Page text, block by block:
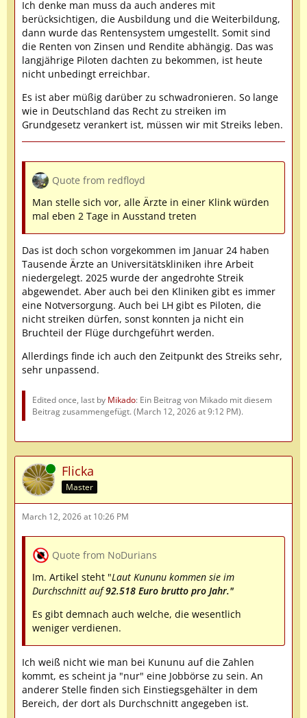
Ich denke man muss da auch anderes mit
berücksichtigen, die Ausbildung und die Weiterbildung,
dann wurde das Rentensystem umgestellt. Somit sind
die Renten von Zinsen und Rendite abhängig. Das was
langjährige Piloten dachten zu bekommen, ist heute
nicht unbedingt erreichbar.
Es ist aber müßig darüber zu schwadronieren. So lange
wie in Deutschland das Recht zu streiken im
Grundgesetz verankert ist, müssen wir mit Streiks leben.
Quote from redfloyd
Man stelle sich vor, alle Ärzte in einer Klink würden
mal eben 2 Tage in Ausstand treten
Das ist doch schon vorgekommen im Januar 24 haben
Tausende Ärzte an Universitätskliniken ihre Arbeit
niedergelegt. 2025 wurde der angedrohte Streik
abgewendet. Aber auch bei den Kliniken gibt es immer
eine Notversorgung. Auch bei LH gibt es Piloten, die
nicht streiken dürfen, sonst konnten ja nicht ein
Bruchteil der Flüge durchgeführt werden.
Allerdings finde ich auch den Zeitpunkt des Streiks sehr,
sehr unpassend.
Edited once, last by Mikado: Ein Beitrag von Mikado mit diesem
Beitrag zusammengefügt. (March 12, 2026 at 9:12 PM).
Online Flicka
Master
March 12, 2026 at 10:26 PM
Quote from NoDurians
Im. Artikel steht "Laut Kununu kommen sie im
Durchschnitt auf92.518 Euro brutto pro Jahr."
Es gibt demnach auch welche, die wesentlich
weniger verdienen.
Ich weiß nicht wie man bei Kununu auf die Zahlen
kommt, es scheint ja "nur" eine Jobbörse zu sein. An
anderer Stelle finden sich Einstiegsgehälter in dem
Bereich, der dort als Durchschnitt angegeben ist.